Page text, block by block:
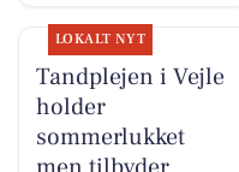
LOKALT NYT
Tandplejen i Vejle
holder
sommerlukket